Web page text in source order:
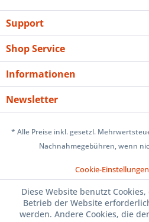
Support
Shop Service
Informationen
Newsletter
* Alle Preise inkl. gesetzl.
Nachnahmegebühren, wenn
Cookie-Einstellungen
Diese Website benutzt
Betrieb der Website
werden. Andere Cookies, die